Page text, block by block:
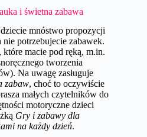
i świetna zabawa
mnóstwo propozycji
potrzebujecie zabawek.
które macie pod ręką, m.in.
tworzenia
Na uwagę zasługuje
zabaw, choć to oczywiście
małych czytelników do
motoryczne dzieci
Gry i zabawy dla
na każdy dzień.